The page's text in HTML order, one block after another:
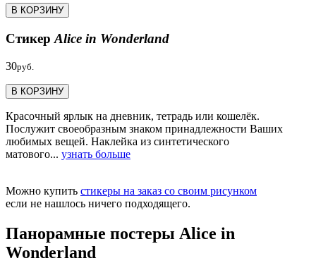
В КОРЗИНУ
Стикер Alice in Wonderland
30руб.
В КОРЗИНУ
Красочный ярлык на дневник, тетрадь или кошелёк.
Послужит своеобразным знаком принадлежности Ваших
любимых вещей. Наклейка из синтетического
матового... узнать больше
Можно купить стикеры на заказ со своим рисунком
если не нашлось ничего подходящего.
Панорамные постеры Alice in
Wonderland